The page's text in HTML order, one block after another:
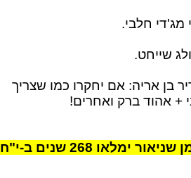
בן אריה: אם יחקרו כמו שצריך
+ אהוד ברק ואחרים!
" = 268: לאדמו"ר זלמן שניאור ימלאו 268 שנים ב-י"ח